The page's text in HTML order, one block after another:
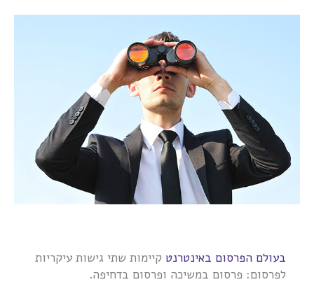
בעולם הפרסום באינטרנט קיימות שתי גישות עיקריות
לפרסום: פרסום במשיכה ופרסום בדחיפה.